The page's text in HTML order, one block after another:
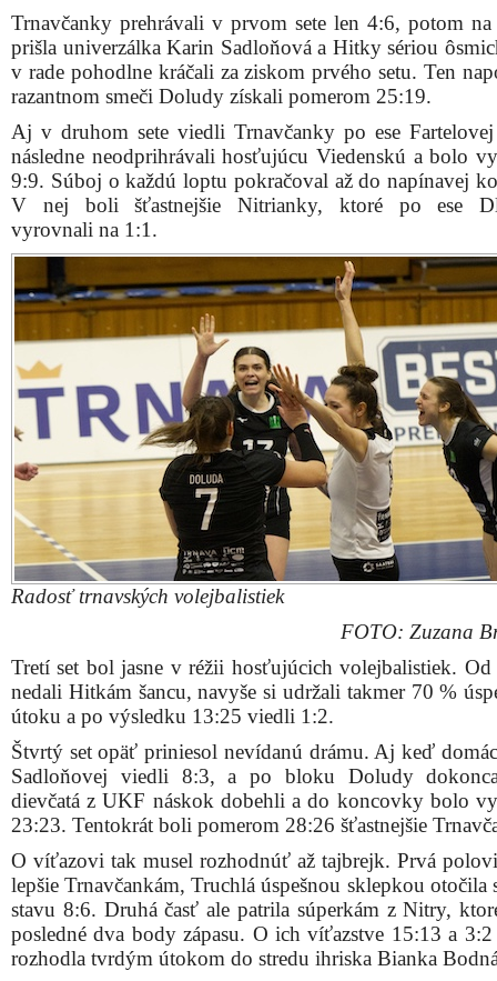
Trnavčanky prehrávali v prvom sete len 4:6, potom na
prišla univerzálka Karin Sadloňová a Hitky sériou
v rade pohodlne kráčali za ziskom prvého setu. Ten
razantnom smeči Doludy získali pomerom 25:19.
Aj v druhom sete viedli Trnavčanky po ese
následne neodprihrávali hosťujúcu Viedenskú a bolo
9:9. Súboj o každú loptu pokračoval až do napínavej
V nej boli šťastnejšie Nitrianky, ktoré po ese
vyrovnali na 1:1.
Radosť trnavských volejbalistiek
FOTO: Zuzana
Tretí set bol jasne v réžii hosťujúcich volejbalistiek. Od
nedali Hitkám šancu, navyše si udržali takmer 70 %
útoku a po výsledku 13:25 viedli 1:2.
Štvrtý set opäť priniesol nevídanú drámu. Aj keď
Sadloňovej viedli 8:3, a po bloku Doludy
dievčatá z UKF náskok dobehli a do koncovky bolo
23:23. Tentokrát boli pomerom 28:26 šťastnejšie
O víťazovi tak musel rozhodnúť až tajbrejk. Prvá
lepšie Trnavčankám, Truchlá úspešnou sklepkou otočila
stavu 8:6. Druhá časť ale patrila súperkám z Nitry,
posledné dva body zápasu. O ich víťazstve 15:13 a
rozhodla tvrdým útokom do stredu ihriska Bianka